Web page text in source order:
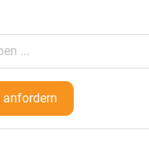
anfordern